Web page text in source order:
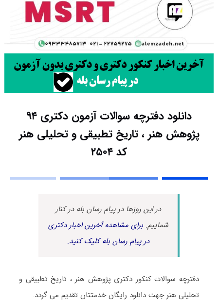
دانلود دفترچه سوالات آزمون دکتری ۹۴
پژوهش هنر ، تاریخ تطبیقی و تحلیلی هنر
کد ۲۵۰۴
در این روزها در پیام رسان بله در کنار
شماییم.برای مشاهده آخرین اخبار دکتری
در پیام رسان بله کلیک کنید.
دفترچه سوالات کنکور دکتری پژوهش هنر ، تاریخ تطبیقی و
تحلیلی هنر جهت دانلود رایگان خدمتتان تقدیم می گردد.